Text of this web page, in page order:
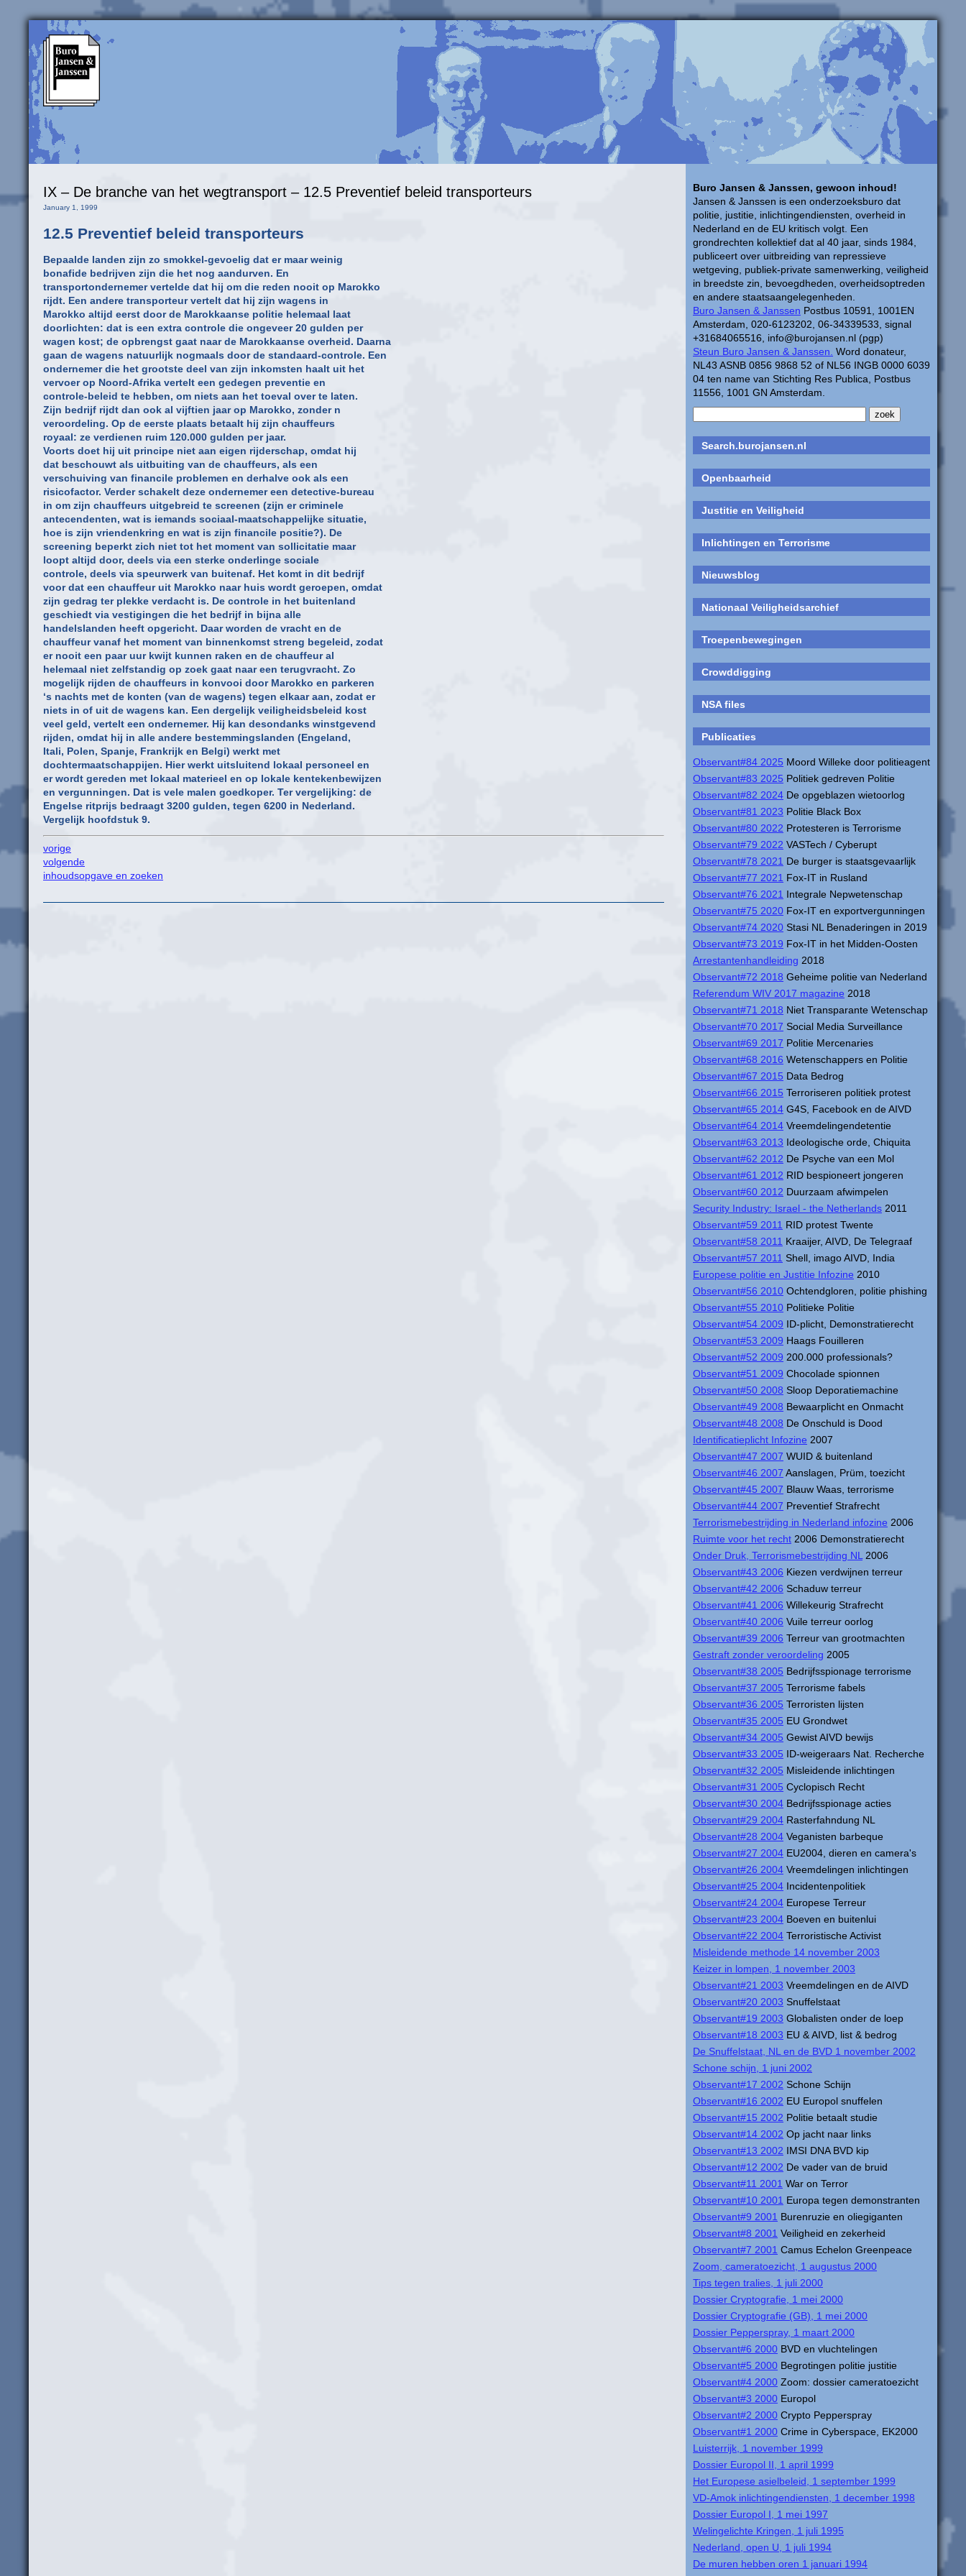
Buro Jansen & Janssen, gewoon inhoud!
Jansen & Janssen is een onderzoeksburo dat
politie, justitie, inlichtingendiensten, overheid in
Nederland en de EU kritisch volgt. Een
grondrechten kollektief dat al 40 jaar, sinds 1984,
publiceert over uitbreiding van repressieve
wetgeving, publiek-private samenwerking, veiligheid
in breedste zin, bevoegdheden, overheidsoptreden
en andere staatsaangelegenheden.
Buro Jansen & Janssen Postbus 10591, 1001EN
Amsterdam, 020-6123202, 06-34339533, signal
+31684065516, info@burojansen.nl (pgp)
Steun Buro Jansen & Janssen. Word donateur,
NL43 ASNB 0856 9868 52 of NL56 INGB 0000 6039
04 ten name van Stichting Res Publica, Postbus
11556, 1001 GN Amsterdam.
Search.burojansen.nl
Openbaarheid
Justitie en Veiligheid
Inlichtingen en Terrorisme
Nieuwsblog
Nationaal Veiligheidsarchief
Troepenbewegingen
Crowddigging
NSA files
Publicaties
Observant#84 2025 Moord Willeke door politieagent
Observant#83 2025 Politiek gedreven Politie
Observant#82 2024 De opgeblazen wietoorlog
Observant#81 2023 Politie Black Box
Observant#80 2022 Protesteren is Terrorisme
Observant#79 2022 VASTech / Cyberupt
Observant#78 2021 De burger is staatsgevaarlijk
Observant#77 2021 Fox-IT in Rusland
Observant#76 2021 Integrale Nepwetenschap
Observant#75 2020 Fox-IT en exportvergunningen
Observant#74 2020 Stasi NL Benaderingen in 2019
Observant#73 2019 Fox-IT in het Midden-Oosten
Arrestantenhandleiding 2018
Observant#72 2018 Geheime politie van Nederland
Referendum WIV 2017 magazine 2018
Observant#71 2018 Niet Transparante Wetenschap
Observant#70 2017 Social Media Surveillance
Observant#69 2017 Politie Mercenaries
Observant#68 2016 Wetenschappers en Politie
Observant#67 2015 Data Bedrog
Observant#66 2015 Terroriseren politiek protest
Observant#65 2014 G4S, Facebook en de AIVD
Observant#64 2014 Vreemdelingendetentie
Observant#63 2013 Ideologische orde, Chiquita
Observant#62 2012 De Psyche van een Mol
Observant#61 2012 RID bespioneert jongeren
Observant#60 2012 Duurzaam afwimpelen
Security Industry: Israel - the Netherlands 2011
Observant#59 2011 RID protest Twente
Observant#58 2011 Kraaijer, AIVD, De Telegraaf
Observant#57 2011 Shell, imago AIVD, India
Europese politie en Justitie Infozine 2010
Observant#56 2010 Ochtendgloren, politie phishing
Observant#55 2010 Politieke Politie
Observant#54 2009 ID-plicht, Demonstratierecht
Observant#53 2009 Haags Fouilleren
Observant#52 2009 200.000 professionals?
Observant#51 2009 Chocolade spionnen
Observant#50 2008 Sloop Deporatiemachine
Observant#49 2008 Bewaarplicht en Onmacht
Observant#48 2008 De Onschuld is Dood
Identificatieplicht Infozine 2007
Observant#47 2007 WUID & buitenland
Observant#46 2007 Aanslagen, Prüm, toezicht
Observant#45 2007 Blauw Waas, terrorisme
Observant#44 2007 Preventief Strafrecht
Terrorismebestrijding in Nederland infozine 2006
Ruimte voor het recht 2006 Demonstratierecht
Onder Druk, Terrorismebestrijding NL 2006
Observant#43 2006 Kiezen verdwijnen terreur
Observant#42 2006 Schaduw terreur
Observant#41 2006 Willekeurig Strafrecht
Observant#40 2006 Vuile terreur oorlog
Observant#39 2006 Terreur van grootmachten
Gestraft zonder veroordeling 2005
Observant#38 2005 Bedrijfsspionage terrorisme
Observant#37 2005 Terrorisme fabels
Observant#36 2005 Terroristen lijsten
Observant#35 2005 EU Grondwet
Observant#34 2005 Gewist AIVD bewijs
Observant#33 2005 ID-weigeraars Nat. Recherche
Observant#32 2005 Misleidende inlichtingen
Observant#31 2005 Cyclopisch Recht
Observant#30 2004 Bedrijfsspionage acties
Observant#29 2004 Rasterfahndung NL
Observant#28 2004 Veganisten barbeque
Observant#27 2004 EU2004, dieren en camera's
Observant#26 2004 Vreemdelingen inlichtingen
Observant#25 2004 Incidentenpolitiek
Observant#24 2004 Europese Terreur
Observant#23 2004 Boeven en buitenlui
Observant#22 2004 Terroristische Activist
Misleidende methode 14 november 2003
Keizer in lompen, 1 november 2003
Observant#21 2003 Vreemdelingen en de AIVD
Observant#20 2003 Snuffelstaat
Observant#19 2003 Globalisten onder de loep
Observant#18 2003 EU & AIVD, list & bedrog
De Snuffelstaat, NL en de BVD 1 november 2002
Schone schijn, 1 juni 2002
Observant#17 2002 Schone Schijn
Observant#16 2002 EU Europol snuffelen
Observant#15 2002 Politie betaalt studie
Observant#14 2002 Op jacht naar links
Observant#13 2002 IMSI DNA BVD kip
Observant#12 2002 De vader van de bruid
Observant#11 2001 War on Terror
Observant#10 2001 Europa tegen demonstranten
Observant#9 2001 Burenruzie en oliegiganten
Observant#8 2001 Veiligheid en zekerheid
Observant#7 2001 Camus Echelon Greenpeace
Zoom, cameratoezicht, 1 augustus 2000
Tips tegen tralies, 1 juli 2000
Dossier Cryptografie, 1 mei 2000
Dossier Cryptografie (GB), 1 mei 2000
Dossier Pepperspray, 1 maart 2000
Observant#6 2000 BVD en vluchtelingen
Observant#5 2000 Begrotingen politie justitie
Observant#4 2000 Zoom: dossier cameratoezicht
Observant#3 2000 Europol
Observant#2 2000 Crypto Pepperspray
Observant#1 2000 Crime in Cyberspace, EK2000
Luisterrijk, 1 november 1999
Dossier Europol II, 1 april 1999
Het Europese asielbeleid, 1 september 1999
VD-Amok inlichtingendiensten, 1 december 1998
Dossier Europol I, 1 mei 1997
Welingelichte Kringen, 1 juli 1995
Nederland, open U, 1 juli 1994
De muren hebben oren 1 januari 1994
IX – De branche van het wegtransport – 12.5 Preventief beleid transporteurs
January 1, 1999
12.5 Preventief beleid transporteurs
Bepaalde landen zijn zo smokkel-gevoelig dat er maar weinig
bonafide bedrijven zijn die het nog aandurven. En
transportondernemer vertelde dat hij om die reden nooit op Marokko
rijdt. Een andere transporteur vertelt dat hij zijn wagens in
Marokko altijd eerst door de Marokkaanse politie helemaal laat
doorlichten: dat is een extra controle die ongeveer 20 gulden per
wagen kost; de opbrengst gaat naar de Marokkaanse overheid. Daarna
gaan de wagens natuurlijk nogmaals door de standaard-controle. Een
ondernemer die het grootste deel van zijn inkomsten haalt uit het
vervoer op Noord-Afrika vertelt een gedegen preventie en
controle-beleid te hebben, om niets aan het toeval over te laten.
Zijn bedrijf rijdt dan ook al vijftien jaar op Marokko, zonder n
veroordeling. Op de eerste plaats betaalt hij zijn chauffeurs
royaal: ze verdienen ruim 120.000 gulden per jaar.
Voorts doet hij uit principe niet aan eigen rijderschap, omdat hij
dat beschouwt als uitbuiting van de chauffeurs, als een
verschuiving van financile problemen en derhalve ook als een
risicofactor. Verder schakelt deze ondernemer een detective-bureau
in om zijn chauffeurs uitgebreid te screenen (zijn er criminele
antecendenten, wat is iemands sociaal-maatschappelijke situatie,
hoe is zijn vriendenkring en wat is zijn financile positie?). De
screening beperkt zich niet tot het moment van sollicitatie maar
loopt altijd door, deels via een sterke onderlinge sociale
controle, deels via speurwerk van buitenaf. Het komt in dit bedrijf
voor dat een chauffeur uit Marokko naar huis wordt geroepen, omdat
zijn gedrag ter plekke verdacht is. De controle in het buitenland
geschiedt via vestigingen die het bedrijf in bijna alle
handelslanden heeft opgericht. Daar worden de vracht en de
chauffeur vanaf het moment van binnenkomst streng begeleid, zodat
er nooit een paar uur kwijt kunnen raken en de chauffeur al
helemaal niet zelfstandig op zoek gaat naar een terugvracht. Zo
mogelijk rijden de chauffeurs in konvooi door Marokko en parkeren
‘s nachts met de konten (van de wagens) tegen elkaar aan, zodat er
niets in of uit de wagens kan. Een dergelijk veiligheidsbeleid kost
veel geld, vertelt een ondernemer. Hij kan desondanks winstgevend
rijden, omdat hij in alle andere bestemmingslanden (Engeland,
Itali, Polen, Spanje, Frankrijk en Belgi) werkt met
dochtermaatschappijen. Hier werkt uitsluitend lokaal personeel en
er wordt gereden met lokaal materieel en op lokale kentekenbewijzen
en vergunningen. Dat is vele malen goedkoper. Ter vergelijking: de
Engelse ritprijs bedraagt 3200 gulden, tegen 6200 in Nederland.
Vergelijk hoofdstuk 9.
vorige
volgende
inhoudsopgave en zoeken